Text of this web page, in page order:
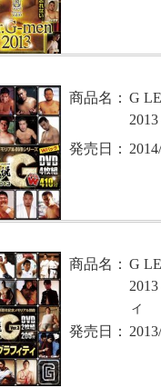
商品名： G
発売日：
商品名： G
ィ
発売日：